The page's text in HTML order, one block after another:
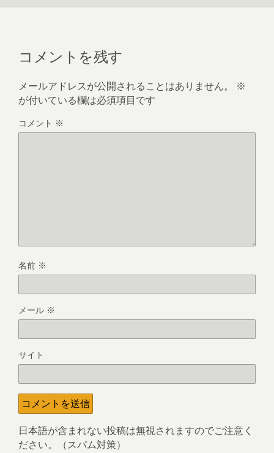
コメントを残す
メールアドレスが公開されることはありません。
※
が付いている欄は必須項目です
コメント ※
名前 ※
メール ※
サイト
日本語が含まれない投稿は無視されますのでご注意く
ださい。（スパム対策）